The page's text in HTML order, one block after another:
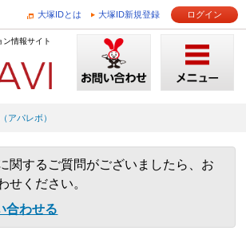
大塚IDとは 大塚ID新規登録 ログイン
情報サイト
アパレボ）
関するご質問がございましたら、お
せください。
合わせる